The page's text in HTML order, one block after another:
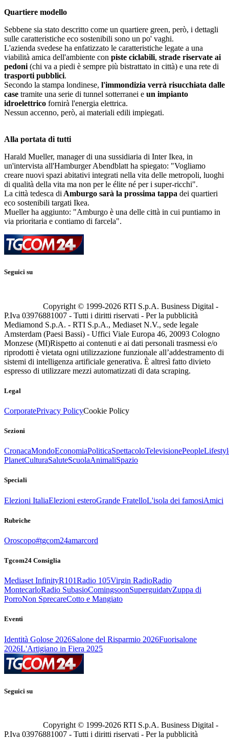
Quartiere modello
Sebbene sia stato descritto come un quartiere green, però, i dettagli
sulle caratteristiche eco sostenibili sono un po' vaghi.
L'azienda svedese ha enfatizzato le caratteristiche legate a una
viabilità amica dell'ambiente con piste ciclabili, strade riservate ai
pedoni (chi va a piedi è sempre più bistrattato in città) e una rete di
trasporti pubblici.
Secondo la stampa londinese, l'immondizia verrà risucchiata dalle
case tramite una serie di tunnel sotterranei e un impianto
idroelettrico fornirà l'energia elettrica.
Nessun accenno, però, ai materiali edili impiegati.
Alla portata di tutti
Harald Mueller, manager di una sussidiaria di Inter Ikea, in
un'intervista all'Hamburger Abendblatt ha spiegato: "Vogliamo
creare nuovi spazi abitativi integrati nella vita delle metropoli, luoghi
di qualità della vita ma non per le élite né per i super-ricchi".
La città tedesca di Amburgo sarà la prossima tappa dei quartieri
eco sostenibili targati Ikea.
Mueller ha aggiunto: "Amburgo è una delle città in cui puntiamo in
via prioritaria e contiamo di farcela".
Seguici su
Copyright © 1999-2026 RTI S.p.A. Business Digital -
P.Iva 03976881007 - Tutti i diritti riservati - Per la pubblicità
Mediamond S.p.A. - RTI S.p.A., Mediaset N.V., sede legale
Amsterdam (Paesi Bassi) - Uffici Viale Europa 46, 20093 Cologno
Monzese (MI)Rispetto ai contenuti e ai dati personali trasmessi e/o
riprodotti è vietata ogni utilizzazione funzionale all’addestramento di
sistemi di intelligenza artificiale generativa. È altresì fatto divieto
espresso di utilizzare mezzi automatizzati di data scraping.
Legal
CorporatePrivacy PolicyCookie Policy
Sezioni
CronacaMondoEconomiaPoliticaSpettacoloTelevisionePeople
PlanetCulturaSaluteScuolaAnimaliSpazio
Speciali
Elezioni ItaliaElezioni esteroGrande FratelloL'isola dei famosiAmici
Rubriche
Oroscopo#tgcom24amarcord
Tgcom24 Consiglia
Mediaset InfinityR101Radio 105Virgin RadioRadio
MontecarloRadio SubasioComingsoonSuperguidatvZuppa di
PorroNon SprecareCotto e Mangiato
Eventi
Identità Golose 2026Salone del Risparmio 2026Fuorisalone
2026L'Artigiano in Fiera 2025
Seguici su
Copyright © 1999-2026 RTI S.p.A. Business Digital -
P.Iva 03976881007 - Tutti i diritti riservati - Per la pubblicità